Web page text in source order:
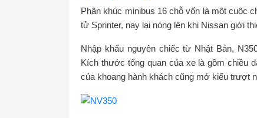
Phân khúc minibus 16 chỗ vốn là một cuộc
tử Sprinter, nay lại nóng lên khi Nissan giới
Nhập khẩu nguyên chiếc từ Nhật Bản,
Kích thước tổng quan của xe là gồm chiều
của khoang hành khách cũng mở kiểu trượt